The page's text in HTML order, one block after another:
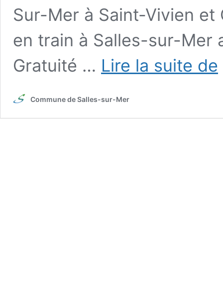
Sur-Mer à Saint-Vivien
en train à Salles-sur-Mer
Gratuité … Lire la suite de
Commune de Salles-sur-Mer